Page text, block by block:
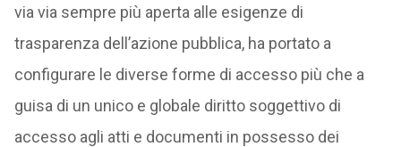
via via sempre più aperta alle esigenze di
trasparenza dell’azione pubblica, ha portato a
configurare le diverse forme di accesso più che a
guisa di un unico e globale diritto soggettivo di
accesso agli atti e documenti in possesso dei